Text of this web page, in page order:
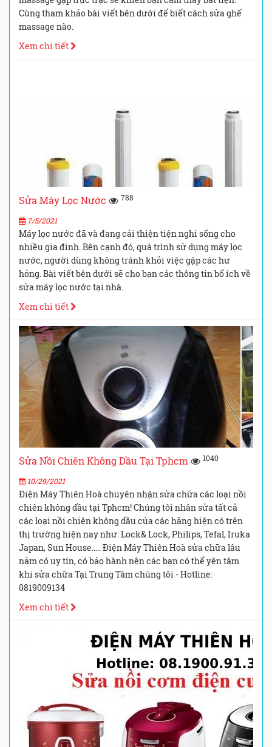
Cùng tham khảo bài viết bên dưới để biết cách sửa ghế
massage nào.
Xem chi tiết
Sửa Máy Lọc Nước 788
7/5/2021
Máy lọc nước đã và đang cải thiện tiện nghi sống cho
nhiều gia đinh. Bên cạnh đó, quá trình sử dụng máy lọc
nước, người dùng không tránh khỏi việc gặp các hư
hỏng. Bài viết bên dưới sẽ cho bạn các thông tin bổ ích về
sửa máy lọc nước tại nhà.
Xem chi tiết
Sửa Nồi Chiên Không Dầu Tại Tphcm 1040
10/29/2021
Điện Máy Thiên Hoà chuyên nhận sửa chữa các loại nồi
chiên không dầu tại Tphcm! Chúng tôi nhân sửa tất cả
các loại nồi chiên không dầu của các hãng hiện có trên
thị trường hiện nay như: Lock& Lock, Philips, Tefal, Iruka
Japan, Sun House….. Điện Máy Thiên Hoà sửa chữa lâu
năm có uy tín, có bảo hành nên các bạn có thể yên tâm
khi sửa chữa Tại Trung Tâm chúng tôi - Hotline:
0819009134
Xem chi tiết